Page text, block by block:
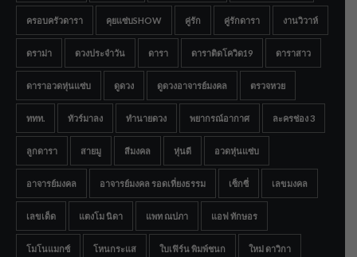
ครอบครัวดารา คุยแซ่บSHOW คู่รัก คู่รักดารา งานวิวาห์
ดราม่า ดวงประจำวัน ดารา ดาราติดโควิด19 ดาราสาว
ดาราอวดหุ่นแซ่บ ดูดวง ดูดวงอาจารย์มงคล ตรวจหวย
ททท. ทัวร์มาลง ทำนายดวง พยากรณ์อากาศ ละครช่อง 3
ลูกดารา สายมู สีมงคล หุ่นดี อวดหุ่นแซ่บ
อาจารย์มงคล อาจารย์มงคล รอดเที่ยงธรรม เซ็กซี่ เลขมงคล
เลขเด็ด แตงโม นิดา แพท ณปภา แอฟ ทักษอร
โมโนแมกซ์ โหนกระแส ใบเฟิร์น พิมพ์ชนก ใหม่ ดาวิกา